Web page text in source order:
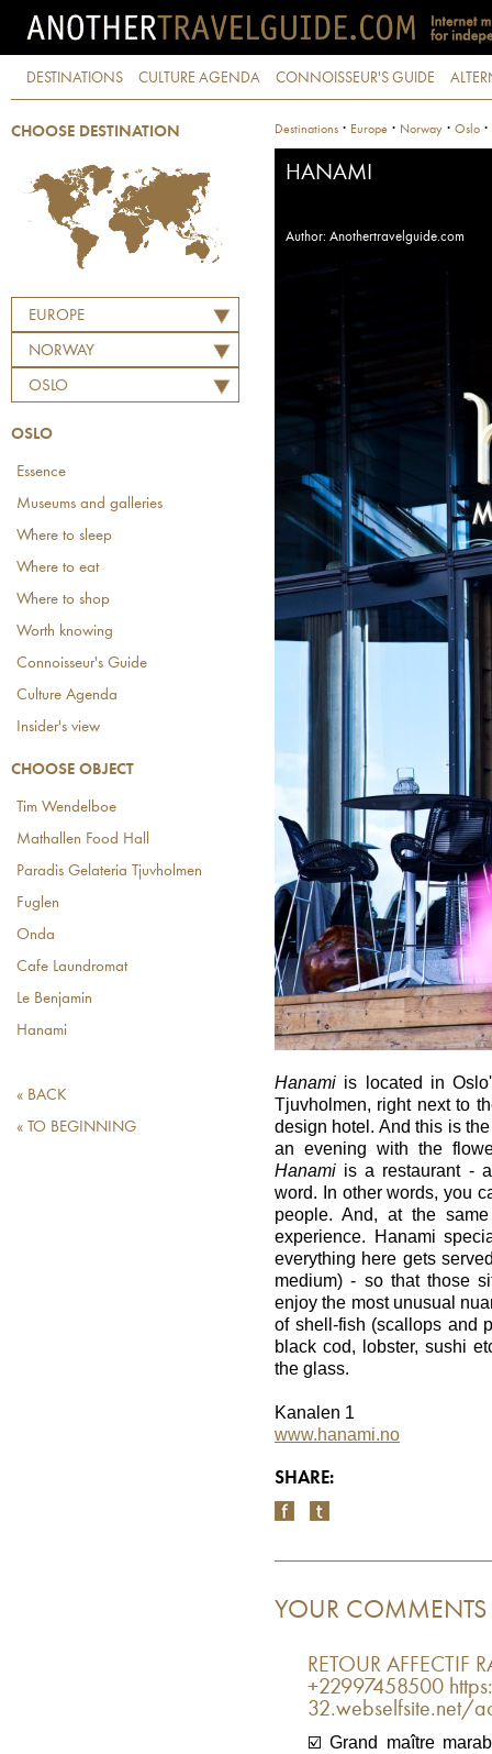
DESTINATIONS CULTURE AGENDA CONNOISSEUR'S GUIDE
CHOOSE DESTINATION
EUROPE
NORWAY
OSLO
OSLO
Essence
Museums and galleries
Where to sleep
Where to eat
Where to shop
Worth knowing
Connoisseur's Guide
Culture Agenda
Insider's view
CHOOSE OBJECT
Tim Wendelboe
Mathallen Food Hall
Paradis Gelateria Tjuvholmen
Fuglen
Onda
Cafe Laundromat
Le Benjamin
Hanami
« BACK
« TO BEGINNING
Destinations · Europe · Norway · Oslo ·
HANAMI
Author: Anothertravelguide.com
Hanami is located in
Tjuvholmen, right next to
design hotel. And this is
an evening with the
Hanami is a restaurant -
word. In other words, you
people. And, at the
experience. Hanami
everything here gets
medium) - so that those
enjoy the most unusual
of shell-fish (scallops and
black cod, lobster, sushi
the glass.
Kanalen 1
www.hanami.no
SHARE:
YOUR COMMENTS
RETOUR AFFECTIF
+22997458500
32.webselfsite.net/
☑️ Grand maître